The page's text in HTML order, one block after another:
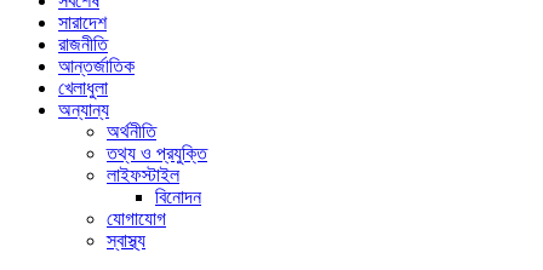
সারাদেশ
রাজনীতি
আন্তর্জাতিক
খেলাধুলা
অন্যান্য
অর্থনীতি
তথ্য ও প্রযুক্তি
লাইফস্টাইল
বিনোদন
যোগাযোগ
স্বাস্থ্য